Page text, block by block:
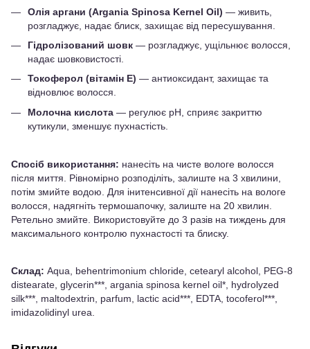
Олія аргани (Argania Spinosa Kernel Oil) — живить,
розгладжує, надає блиск, захищає від пересушування.
Гідролізований шовк — розгладжує, ущільнює волосся,
надає шовковистості.
Токоферол (вітамін Е) — антиоксидант, захищає та
відновлює волосся.
Молочна кислота — регулює pH, сприяє закриттю
кутикули, зменшує пухнастість.
Спосіб використання: нанесіть на чисте вологе волосся
після миття. Рівномірно розподіліть, залиште на 3 хвилини,
потім змийте водою. Для інитенсивної дії нанесіть на вологе
волосся, надягніть термошапочку, залиште на 20 хвилин.
Ретельно змийте. Використовуйте до 3 разів на тиждень для
максимального контролю пухнастості та блиску.
Склад: Aqua, behentrimonium chloride, cetearyl alcohol, PEG-8
distearate, glycerin***, argania spinosa kernel oil*, hydrolyzed
silk***, maltodextrin, parfum, lactic acid***, EDTA, tocoferol***,
imidazolidinyl urea.